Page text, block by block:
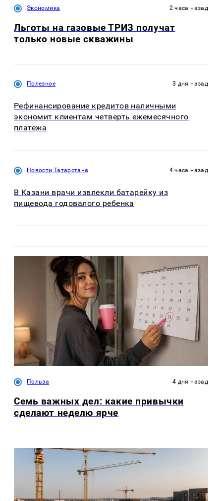
Экономика 2 часа назад
Льготы на газовые ТРИЗ получат
только новые скважины
Полезное 3 дня назад
Рефинансирование кредитов наличными
экономит клиентам четверть ежемесячного
платежа
Новости Татарстана 4 часа назад
В Казани врачи извлекли батарейку из
пищевода годовалого ребенка
Польза 4 дня назад
Семь важных дел: какие привычки
сделают неделю ярче